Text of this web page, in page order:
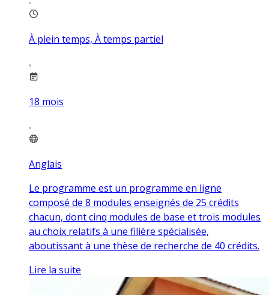
À plein temps, À temps partiel
18 mois
Anglais
Le programme est un programme en ligne
composé de 8 modules enseignés de 25 crédits
chacun, dont cinq modules de base et trois modules
au choix relatifs à une filière spécialisée,
aboutissant à une thèse de recherche de 40 crédits.
Lire la suite